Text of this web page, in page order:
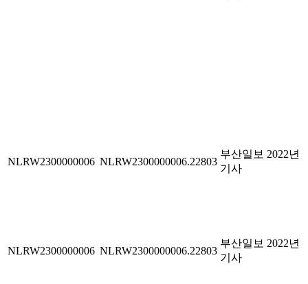
NLRW2300000006 NLRW2300000006.22803
부산일보 2022년
기사
NLRW2300000006 NLRW2300000006.22803
부산일보 2022년
기사